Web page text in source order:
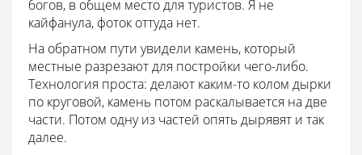
богов, в общем место для туристов. Я не
кайфанула, фоток оттуда нет.
На обратном пути увидели камень, который
местные разрезают для постройки чего-либо.
Технология проста: делают каким-то колом дырки
по круговой, камень потом раскалывается на две
части. Потом одну из частей опять дырявят и так
далее.